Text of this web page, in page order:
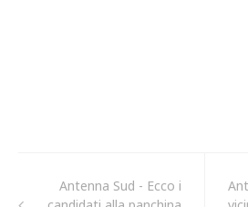
Antenna Sud - Ecco i